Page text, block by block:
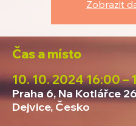
Zobrazit
Čas a místo
10. 10. 2024 16:00 –
Praha 6, Na Kotlářce
Dejvice, Česko